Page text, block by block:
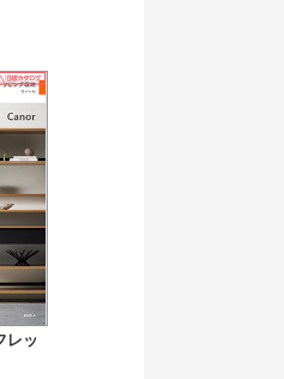
施工イメージ・アイデア集（4）
玄関ドア・引戸（1）
キッチン（1）
レッ